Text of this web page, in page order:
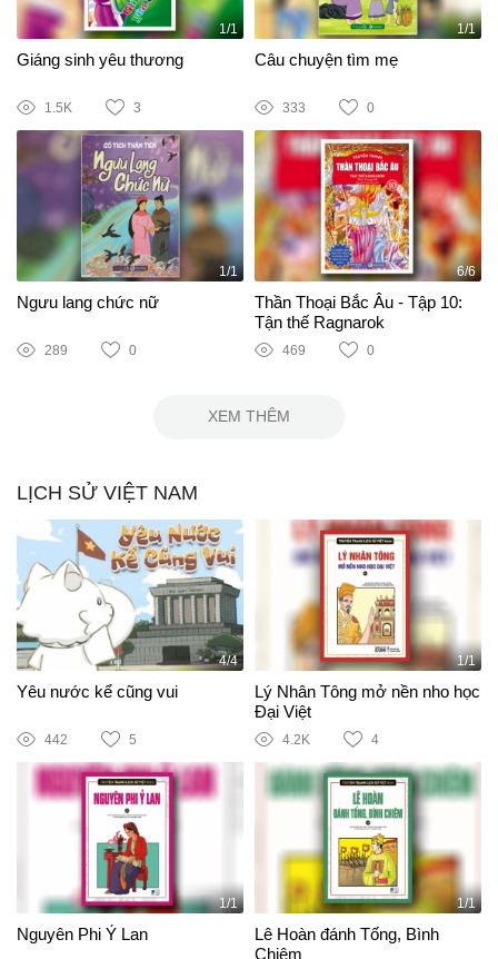
1/1
Giáng sinh yêu thương
1.5K 3
1/1
Câu chuyện tìm mẹ
333 0
1/1
Ngưu lang chức nữ
289 0
6/6
Thần Thoại Bắc Âu - Tập 10:
Tận thế Ragnarok
469 0
XEM THÊM
LỊCH SỬ VIỆT NAM
4/4
Yêu nước kể cũng vui
442 5
1/1
Lý Nhân Tông mở nền nho học
Đại Việt
4.2K 4
1/1
Nguyên Phi Ỷ Lan
1/1
Lê Hoàn đánh Tống, Bình
Chiêm